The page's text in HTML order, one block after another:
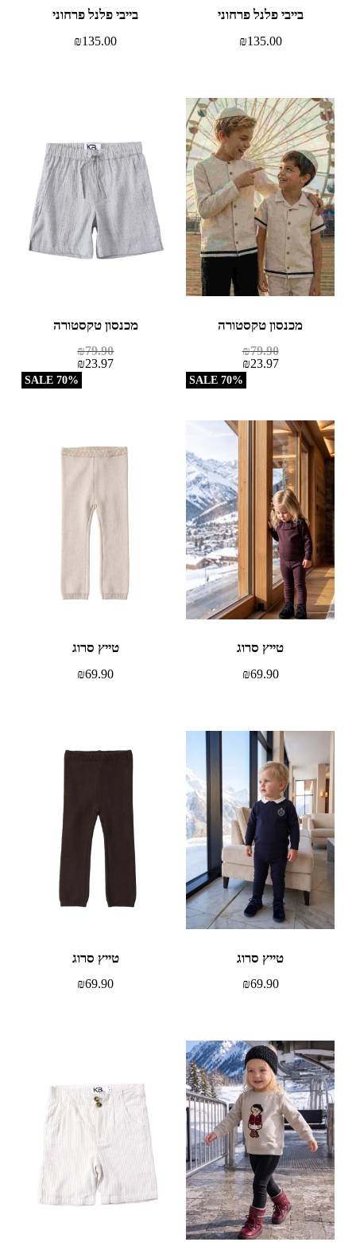
בייבי פלנל פרחוני
₪135.00
בייבי פלנל פרחוני
₪135.00
70% SALE
מכנסון טקסטורה
₪79.90
₪23.97
70% SALE
מכנסון טקסטורה
₪79.90
₪23.97
טייץ סרוג
₪69.90
טייץ סרוג
₪69.90
טייץ סרוג
₪69.90
טייץ סרוג
₪69.90